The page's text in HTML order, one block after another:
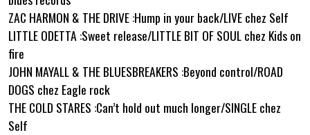
ZAC HARMON & THE DRIVE :Hump in your back/LIVE chez Self
LITTLE ODETTA :Sweet release/LITTLE BIT OF SOUL chez Kids on
fire
JOHN MAYALL & THE BLUESBREAKERS :Beyond control/ROAD
DOGS chez Eagle rock
THE COLD STARES :Can’t hold out much longer/SINGLE chez
Self